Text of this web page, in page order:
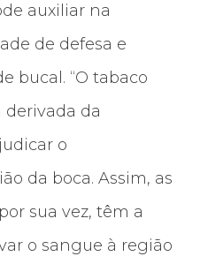
auxiliar na
de defesa e
bucal. “O tabaco
derivada da
o
da boca. Assim, as
sua vez, têm a
o sangue à região